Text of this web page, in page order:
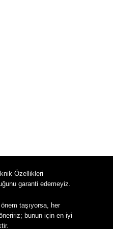
Özellikleri
garanti edemeyiz.
taşıyorsa, her
bunun için en iyi